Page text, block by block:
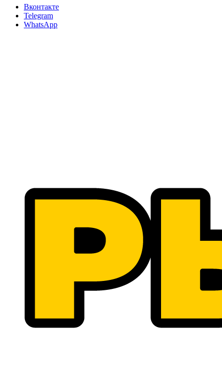
Вконтакте
Telegram
WhatsApp